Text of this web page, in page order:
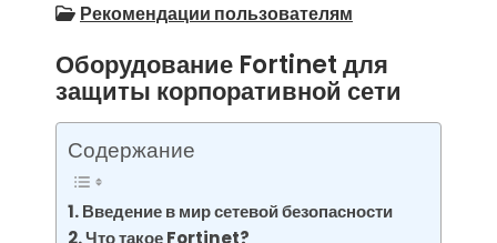
Рекомендации пользователям
Оборудование Fortinet для
защиты корпоративной сети
Содержание
Введение в мир сетевой безопасности
Что такое Fortinet?